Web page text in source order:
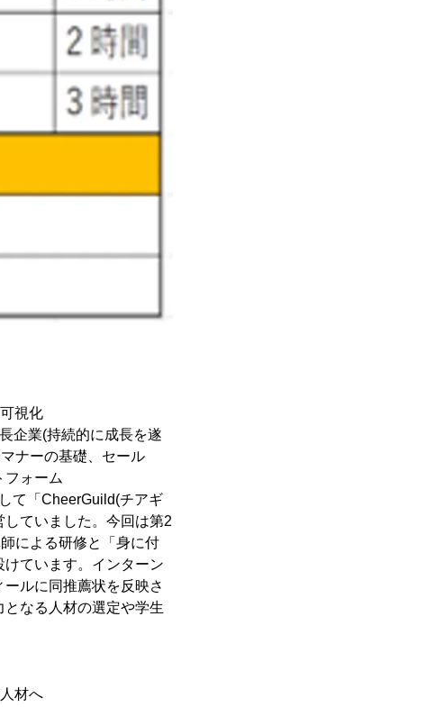
視化
企業(持続的に成長を遂
ナーの基礎、セール
フォーム
て「CheerGuild(チアギ
ていました。今回は第2
による研修と「身に付
ています。インターン
ルに同推薦状を反映さ
なる人材の選定や学生
材へ